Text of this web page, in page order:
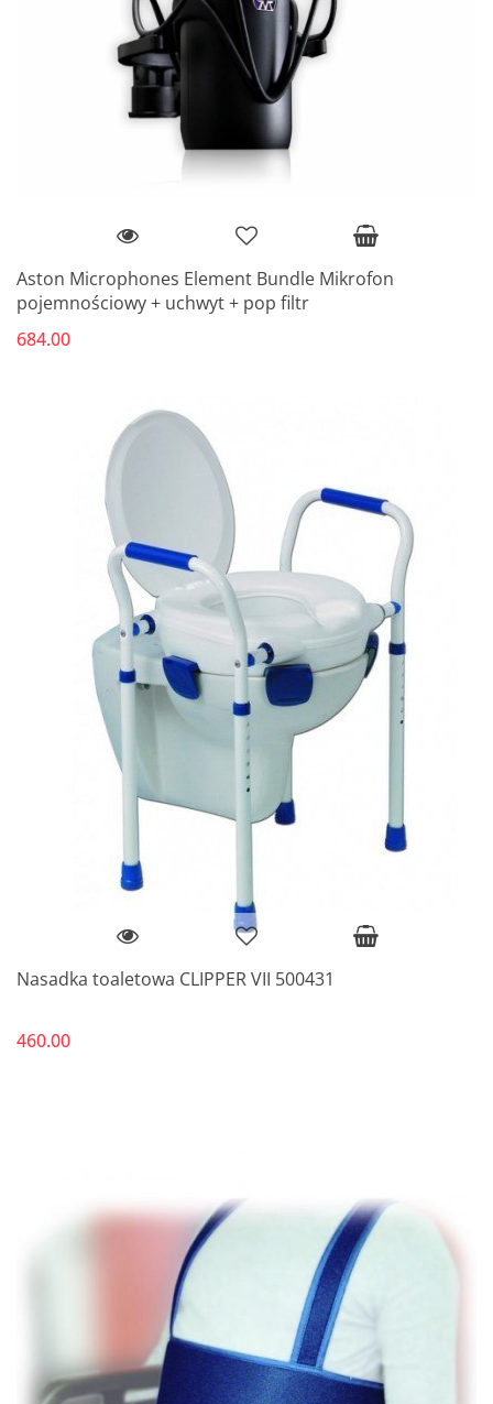
Aston Microphones Element Bundle Mikrofon
pojemnościowy + uchwyt + pop filtr
684.00
Nasadka toaletowa CLIPPER VII 500431
460.00